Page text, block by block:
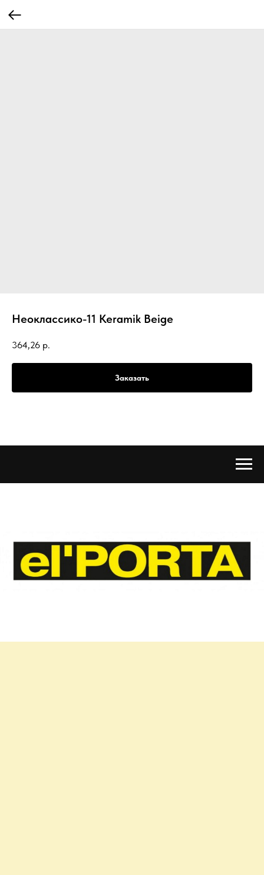
Неоклассико-11 Keramik Beige
364,26 р.
Заказать